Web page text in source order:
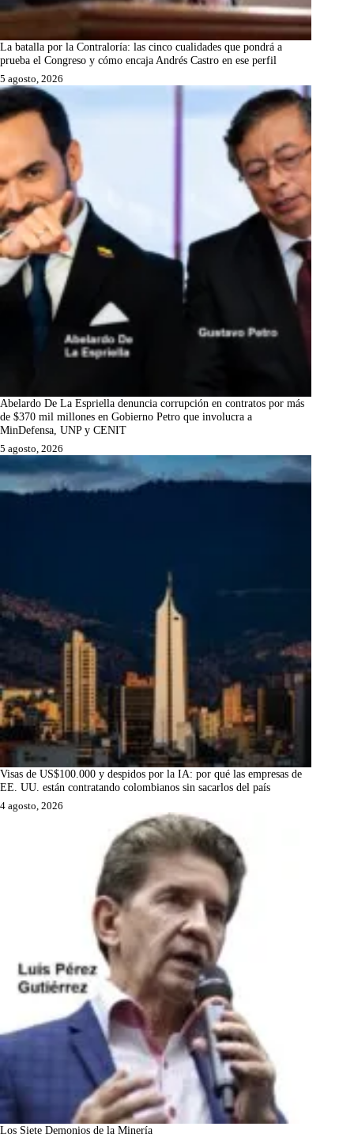
La batalla por la Contraloría: las cinco cualidades que pondrá a
prueba el Congreso y cómo encaja Andrés Castro en ese perfil
5 agosto, 2026
Abelardo De La Espriella denuncia corrupción en contratos por más
de $370 mil millones en Gobierno Petro que involucra a
MinDefensa, UNP y CENIT
5 agosto, 2026
Visas de US$100.000 y despidos por la IA: por qué las empresas de
EE. UU. están contratando colombianos sin sacarlos del país
4 agosto, 2026
Los Siete Demonios de la Minería